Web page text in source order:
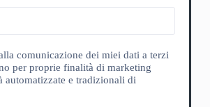
comunicazione dei miei dati a terzi
per proprie finalità di marketing
automatizzate e tradizionali di